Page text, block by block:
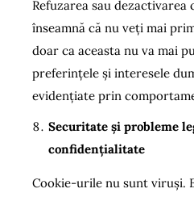
Refuzarea sau
înseamnă că nu veţi mai
doar ca aceasta nu va mai
preferinţele şi interesele
evidenţiate prin
Securitate și probleme
confidențialitate
Cookie-urile nu sunt viruși.